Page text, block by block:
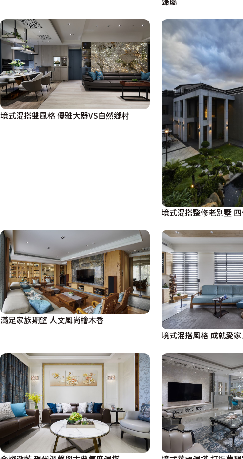
境式混搭雙風格 優雅大器VS自然鄉村
境式混搭整修老別墅
滿足家族期望 人文風尚檜木香
境式混搭風格 成就愛